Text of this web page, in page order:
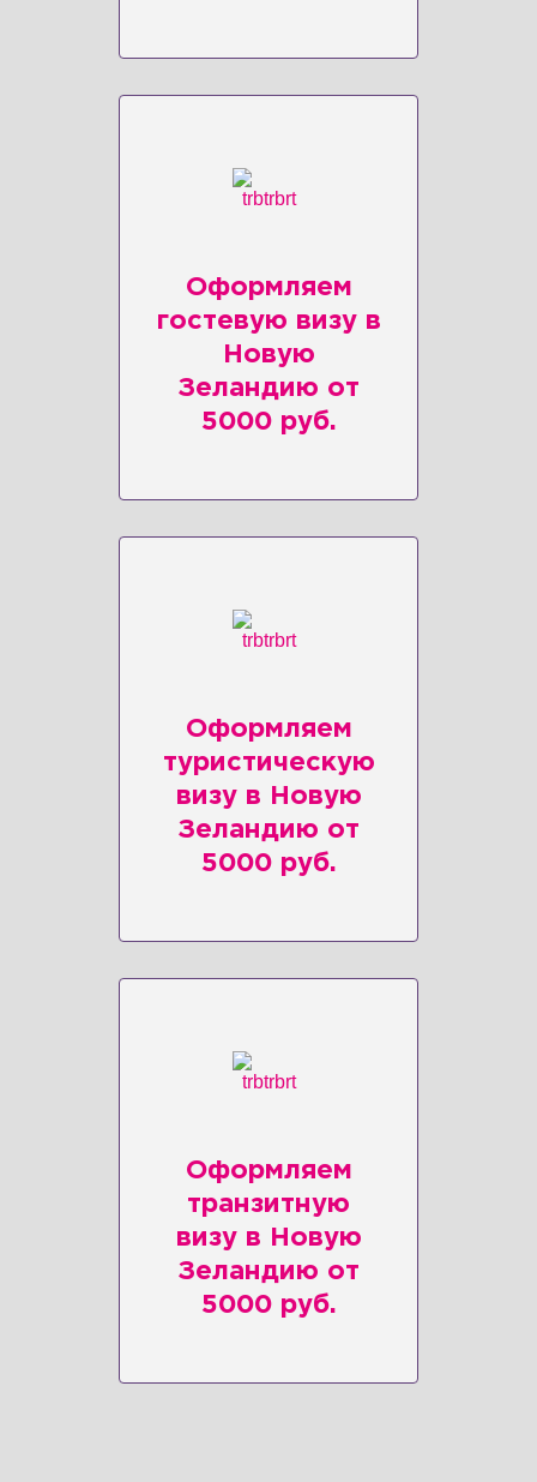
Оформляем
гостевую визу в
Новую
Зеландию от
5000 руб.
Оформляем
туристическую
визу в Новую
Зеландию от
5000 руб.
Оформляем
транзитную
визу в Новую
Зеландию от
5000 руб.